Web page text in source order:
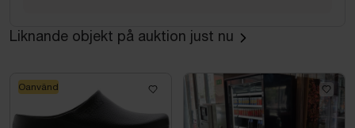
Liknande objekt på auktion just nu
Oanvänd